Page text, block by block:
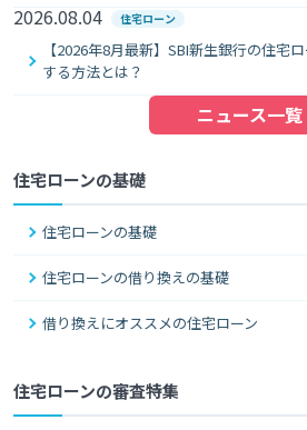
2026.08.04 住宅ローン
【2026年8月最新】SBI新生銀行の住宅
する方法とは？
ニュース一覧
住宅ローンの基礎
住宅ローンの基礎
住宅ローンの借り換えの基礎
借り換えにオススメの住宅ローン
住宅ローンの審査特集